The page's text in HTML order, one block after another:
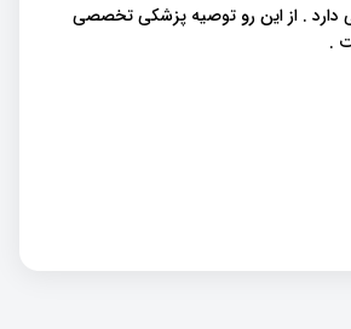
دارد . از این رو توصیه پزشکی تخصصی
.